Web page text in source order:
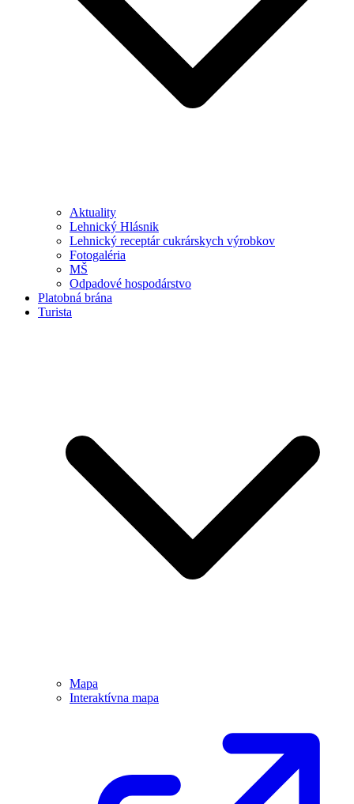
Aktuality
Lehnický Hlásnik
Lehnický receptár cukrárskych výrobkov
Fotogaléria
MŠ
Odpadové hospodárstvo
Platobná brána
Turista
Mapa
Interaktívna mapa